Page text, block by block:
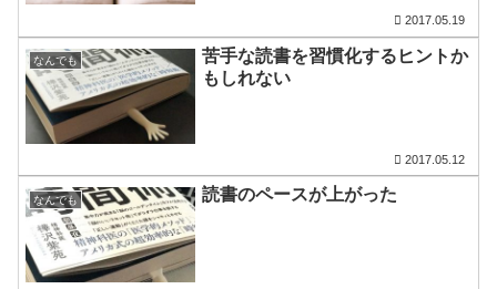
2017.05.19
なんでも
苦手な読書を習慣化するヒントか
もしれない
2017.05.12
なんでも 読書のペースが上がった